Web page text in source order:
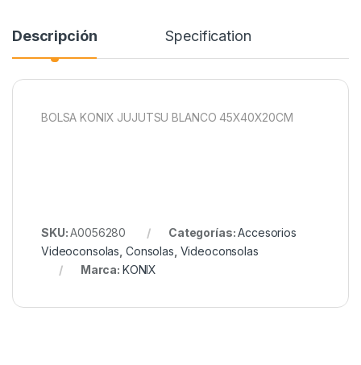
Descripción Specification
BOLSA KONIX JUJUTSU BLANCO 45X40X20CM
SKU:A0056280 Categorías:Accesorios
Videoconsolas Consolas Videoconsolas
Marca: KONIX